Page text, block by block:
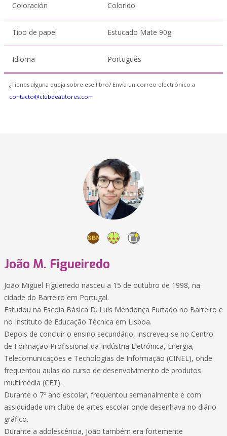
Coloración Colorido
Tipo de papel Estucado Mate 90g
Idioma Portugués
¿Tienes alguna queja sobre ese libro? Envía un correo electrónico a
contacto@clubdeautores.com
João M. Figueiredo
João Miguel Figueiredo nasceu a 15 de outubro de 1998, na
cidade do Barreiro em Portugal.
Estudou na Escola Básica D. Luís Mendonça Furtado no Barreiro e
no Instituto de Educação Técnica em Lisboa.
Depois de concluir o ensino secundário, inscreveu-se no Centro
de Formação Profissional da Indústria Eletrónica, Energia,
Telecomunicações e Tecnologias de Informação (CINEL), onde
frequentou aulas do curso de desenvolvimento de produtos
multimédia (CET).
Durante o 7º ano escolar, frequentou semanalmente e com
assiduidade um clube de artes escolar onde desenhava no diário
gráfico.
Durante a adolescência, João também era fortemente